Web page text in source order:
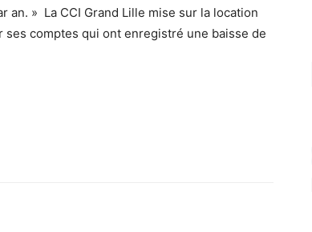
an. » La CCI Grand Lille mise sur la location
comptes qui ont enregistré une baisse de